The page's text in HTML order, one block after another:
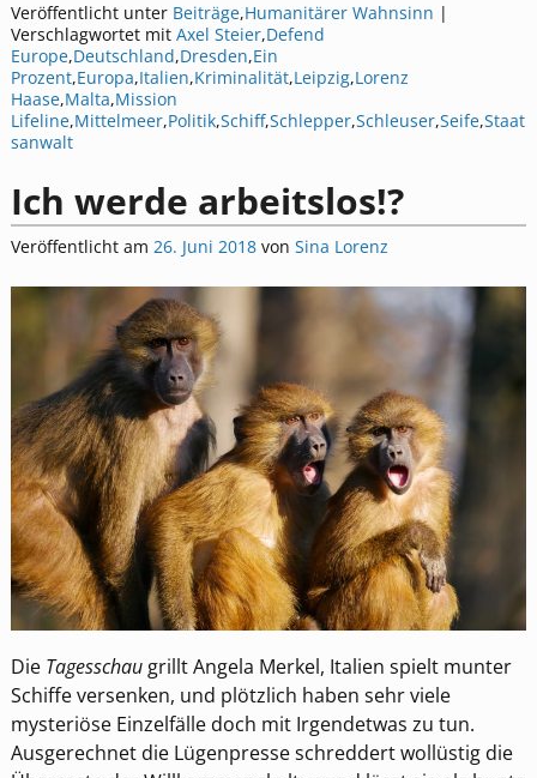
Veröffentlicht unter Beiträge,Humanitärer Wahnsinn |
Verschlagwortet mit Axel Steier,Defend
Europe,Deutschland,Dresden,Ein
Prozent,Europa,Italien,Kriminalität,Leipzig,Lorenz
Haase,Malta,Mission
Lifeline,Mittelmeer,Politik,Schiff,Schlepper,Schleuser,Seife,Staat
sanwalt
Ich werde arbeitslos!?
Veröffentlicht am 26. Juni 2018 von Sina Lorenz
Die Tagesschaugrillt Angela Merkel, Italien spielt munter
Schiffe versenken, und plötzlich haben sehr viele
mysteriöse Einzelfälle doch mit Irgendetwas zu tun.
Ausgerechnet die Lügenpresse schreddert wollüstig die